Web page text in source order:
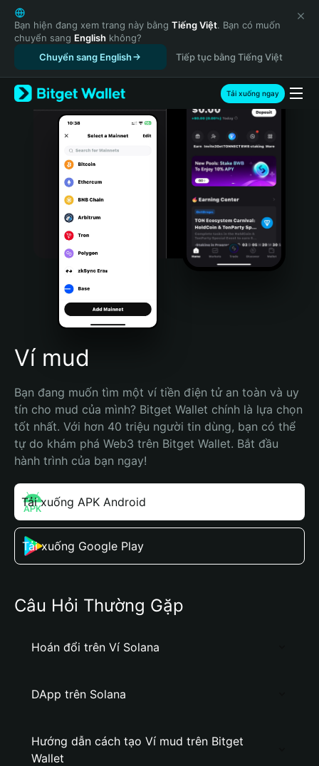
English
日本語
Tiếng Việt
Русский
Español (Latinoamérica)
Türkçe
Italiano
Português (Portugal)
Bahasa Indonesia
Português (Brasil)
Español (Argentina)
Bạn hiện đang xem trang này bằng Tiếng Việt. Bạn có muốn
chuyển sang English không?
Chuyển sang English
Tiếp tục bằng Tiếng Việt
Tải xuống ngay
Ví mud
Bạn đang muốn tìm một ví tiền điện tử an toàn và uy
tín cho mud của mình? Bitget Wallet chính là lựa chọn
tốt nhất. Với hơn 40 triệu người tin dùng, bạn có thể
tự do khám phá Web3 trên Bitget Wallet. Bắt đầu
hành trình của bạn ngay!
Tải xuống APK Android
Tải xuống Google Play
Câu Hỏi Thường Gặp
Hoán đổi trên Ví Solana
DApp trên Solana
Hướng dẫn cách tạo Ví mud trên Bitget
Wallet